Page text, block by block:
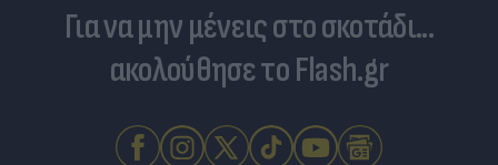
Για να μην μένεις στο σκοτάδι...
ακολούθησε το Flash.gr